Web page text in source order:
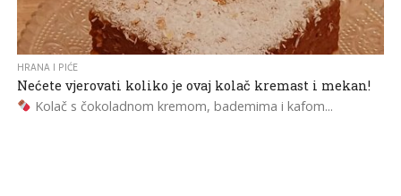
HRANA I PIĆE
Nećete vjerovati koliko je ovaj kolač kremast i mekan!
Kolač s čokoladnom kremom, bademima i kafom...